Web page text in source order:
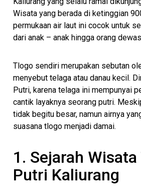
Wisata yang berada di ketinggian
permukaan air laut ini cocok untuk
dari anak – anak hingga orang
Tlogo sendiri merupakan sebutan
menyebut telaga atau danau kecil.
Putri, karena telaga ini mempunyai
cantik layaknya seorang putri.
tidak begitu besar, namun airnya
suasana tlogo menjadi damai.
1. Sejarah
Putri Kaliurang